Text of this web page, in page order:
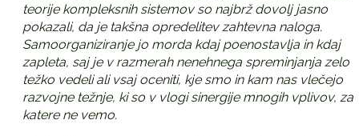
teorije kompleksnih sistemov so najbrž dovolj jasno
pokazali, da je takšna opredelitev zahtevna naloga.
Samoorganiziranje jo morda kdaj poenostavlja in kdaj
zapleta, saj je v razmerah nenehnega spreminjanja zelo
težko vedeli ali vsaj oceniti, kje smo in kam nas vlečejo
razvojne težnje, ki so v vlogi sinergije mnogih vplivov, za
katere ne vemo.